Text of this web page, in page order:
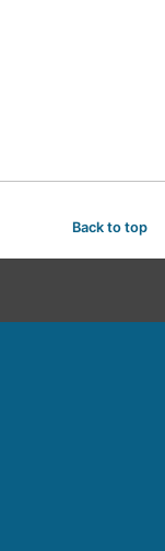
Back to top